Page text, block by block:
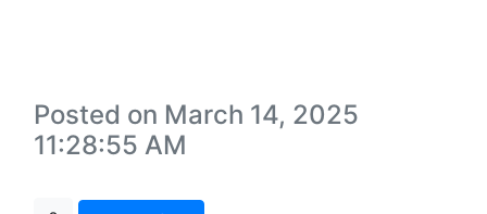
Posted on March 14, 2025
11:28:55 AM